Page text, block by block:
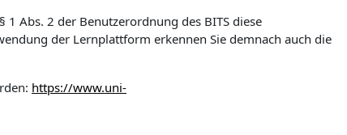
Abs. 2 der Benutzerordnung des BITS diese
der Lernplattform erkennen Sie demnach auch die
https://www.uni-